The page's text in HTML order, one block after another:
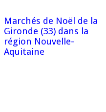
Marchés de Noël de la
Gironde (33) dans la
région Nouvelle-
Aquitaine